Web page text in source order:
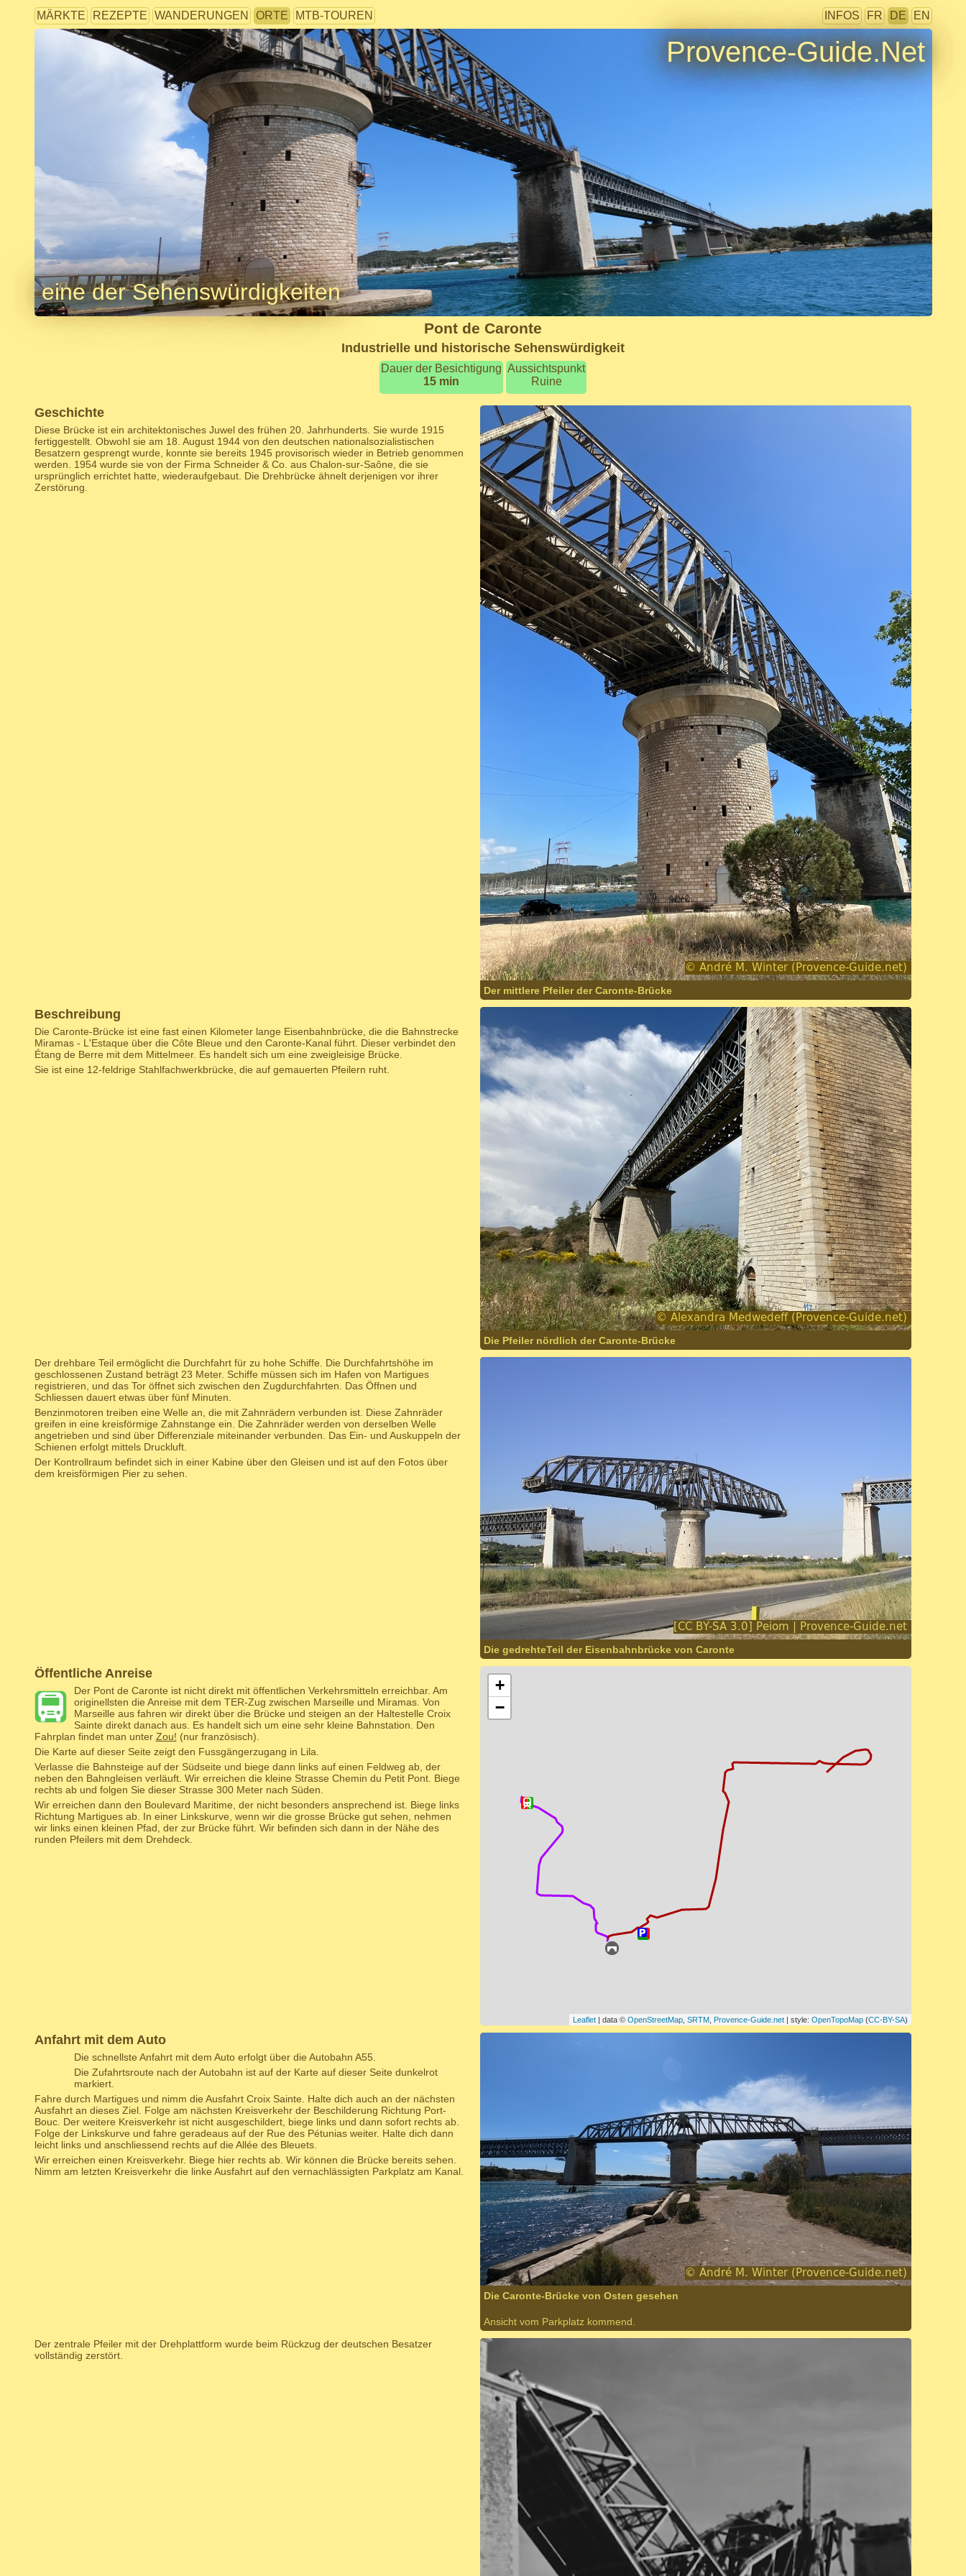
MÄRKTE REZEPTE WANDERUNGEN ORTE MTB-TOUREN INFOS FR DE EN
Provence-Guide.Net
eine der Sehenswürdigkeiten
Pont de Caronte
Industrielle und historische Sehenswürdigkeit
Dauer der Besichtigung
15 min
Aussichtspunkt
Ruine
Geschichte
Diese Brücke ist ein architektonisches Juwel des frühen 20. Jahrhunderts. Sie wurde 1915
fertiggestellt. Obwohl sie am 18. August 1944 von den deutschen nationalsozialistischen
Besatzern gesprengt wurde, konnte sie bereits 1945 provisorisch wieder in Betrieb genommen
werden. 1954 wurde sie von der Firma Schneider & Co. aus Chalon-sur-Saône, die sie
ursprünglich errichtet hatte, wiederaufgebaut. Die Drehbrücke ähnelt derjenigen vor ihrer
Zerstörung.
Der mittlere Pfeiler der Caronte-Brücke
Beschreibung
Die Caronte-Brücke ist eine fast einen Kilometer lange Eisenbahnbrücke, die die Bahnstrecke
Miramas - L'Estaque über die Côte Bleue und den Caronte-Kanal führt. Dieser verbindet den
Étang de Berre mit dem Mittelmeer. Es handelt sich um eine zweigleisige Brücke.
Sie ist eine 12-feldrige Stahlfachwerkbrücke, die auf gemauerten Pfeilern ruht.
Die Pfeiler nördlich der Caronte-Brücke
Der drehbare Teil ermöglicht die Durchfahrt für zu hohe Schiffe. Die Durchfahrtshöhe im
geschlossenen Zustand beträgt 23 Meter. Schiffe müssen sich im Hafen von Martigues
registrieren, und das Tor öffnet sich zwischen den Zugdurchfahrten. Das Öffnen und
Schliessen dauert etwas über fünf Minuten.
Benzinmotoren treiben eine Welle an, die mit Zahnrädern verbunden ist. Diese Zahnräder
greifen in eine kreisförmige Zahnstange ein. Die Zahnräder werden von derselben Welle
angetrieben und sind über Differenziale miteinander verbunden. Das Ein- und Auskuppeln der
Schienen erfolgt mittels Druckluft.
Der Kontrollraum befindet sich in einer Kabine über den Gleisen und ist auf den Fotos über
dem kreisförmigen Pier zu sehen.
Die gedrehteTeil der Eisenbahnbrücke von Caronte
Öffentliche Anreise
Der Pont de Caronte ist nicht direkt mit öffentlichen Verkehrsmitteln erreichbar. Am
originellsten die Anreise mit dem TER-Zug zwischen Marseille und Miramas. Von
Marseille aus fahren wir direkt über die Brücke und steigen an der Haltestelle Croix
Sainte direkt danach aus. Es handelt sich um eine sehr kleine Bahnstation. Den
Fahrplan findet man unter Zou! (nur französisch).
Die Karte auf dieser Seite zeigt den Fussgängerzugang in Lila.
Verlasse die Bahnsteige auf der Südseite und biege dann links auf einen Feldweg ab, der
neben den Bahngleisen verläuft. Wir erreichen die kleine Strasse Chemin du Petit Pont. Biege
rechts ab und folgen Sie dieser Strasse 300 Meter nach Süden.
Wir erreichen dann den Boulevard Maritime, der nicht besonders ansprechend ist. Biege links
Richtung Martigues ab. In einer Linkskurve, wenn wir die grosse Brücke gut sehen, nehmen
wir links einen kleinen Pfad, der zur Brücke führt. Wir befinden sich dann in der Nähe des
runden Pfeilers mit dem Drehdeck.
+
−
Leaflet| data © OpenStreetMap, SRTM, Provence-Guide.net| style: OpenTopoMap(CC-BY-SA)
Anfahrt mit dem Auto
Die schnellste Anfahrt mit dem Auto erfolgt über die Autobahn A55.
Die Zufahrtsroute nach der Autobahn ist auf der Karte auf dieser Seite dunkelrot
markiert.
Fahre durch Martigues und nimm die Ausfahrt Croix Sainte. Halte dich auch an der nächsten
Ausfahrt an dieses Ziel. Folge am nächsten Kreisverkehr der Beschilderung Richtung Port-
Bouc. Der weitere Kreisverkehr ist nicht ausgeschildert, biege links und dann sofort rechts ab.
Folge der Linkskurve und fahre geradeaus auf der Rue des Pétunias weiter. Halte dich dann
leicht links und anschliessend rechts auf die Allée des Bleuets.
Wir erreichen einen Kreisverkehr. Biege hier rechts ab. Wir können die Brücke bereits sehen.
Nimm am letzten Kreisverkehr die linke Ausfahrt auf den vernachlässigten Parkplatz am Kanal.
Die Caronte-Brücke von Osten gesehen
Ansicht vom Parkplatz kommend.
Der zentrale Pfeiler mit der Drehplattform wurde beim Rückzug der deutschen Besatzer
vollständig zerstört.